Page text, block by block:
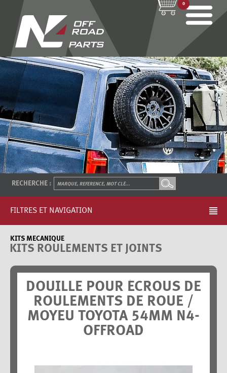
0
RECHERCHE :
FILTRES ET NAVIGATION
KITS MECANIQUE
KITS ROULEMENTS ET JOINTS
DOUILLE POUR ÉCROUS DE
ROULEMENTS DE ROUE /
MOYEU TOYOTA 54MM N4-
OFFROAD